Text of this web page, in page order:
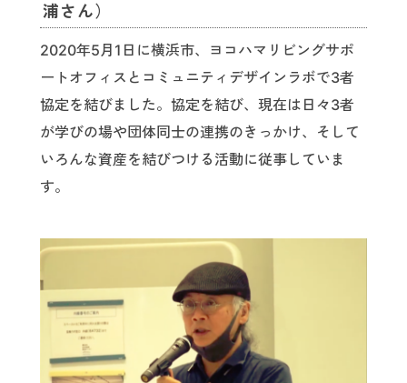
浦さん）
2020年5月1日に横浜市、ヨコハマリビングサポ
ートオフィスとコミュニティデザインラボで3者
協定を結びました。協定を結び、現在は日々3者
が学びの場や団体同士の連携のきっかけ、そして
いろんな資産を結びつける活動に従事していま
す。